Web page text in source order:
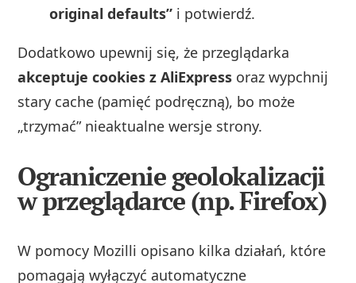
original defaults” i potwierdź.
Dodatkowo upewnij się, że przeglądarka
akceptuje cookies z AliExpress oraz wypchnij
stary cache (pamięć podręczną), bo może
„trzymać” nieaktualne wersje strony.
Ograniczenie geolokalizacji
w przeglądarce (np. Firefox)
W pomocy Mozilli opisano kilka działań, które
pomagają wyłączyć automatyczne